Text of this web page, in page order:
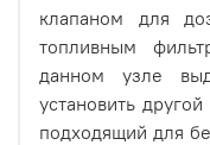
клапаном для
топливным
данном узле
установить
подходящий для